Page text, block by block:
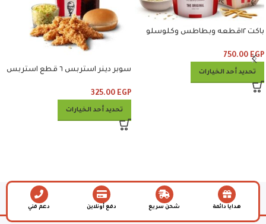
باكت ١٢قطعه وبطاطس وكلوسلو
750.00 EGP
تحديد أحد الخيارات
سوبر دينر استربس ٦ قطع استربس
325.00 EGP
تحديد أحد الخيارات
هدايا دائمة شحن سريع دفع أونلاين دعم فني